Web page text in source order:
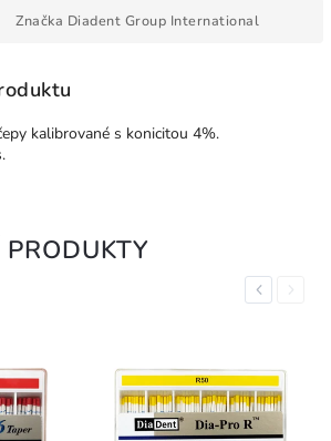
Značka Diadent Group International
kalibrované s konicitou 4%.
PreviousNext